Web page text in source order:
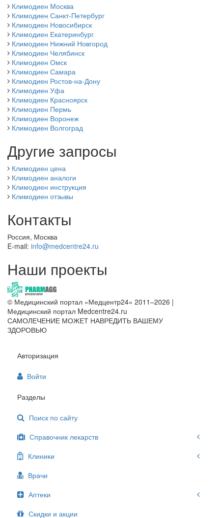
Климодиен Москва
Климодиен Санкт-Петербург
Климодиен Новосибирск
Климодиен Екатеринбург
Климодиен Нижний Новгород
Климодиен Челябинск
Климодиен Омск
Климодиен Самара
Климодиен Ростов-на-Дону
Климодиен Уфа
Климодиен Красноярск
Климодиен Пермь
Климодиен Воронеж
Климодиен Волгоград
Другие запросы
Климодиен цена
Климодиен аналоги
Климодиен инструкция
Климодиен отзывы
Контакты
Россия, Москва
E-mail: info@medcentre24.ru
Наши проекты
© Медицинский портал «Медцентр24» 2011–2026 |
Медицинский портал Medcentre24.ru
САМОЛЕЧЕНИЕ МОЖЕТ НАВРЕДИТЬ ВАШЕМУ
ЗДОРОВЬЮ
Авторизация
Войти
Разделы
Поиск по сайту
Справочник лекарств
Клиники
Врачи
Аптеки
Скидки и акции